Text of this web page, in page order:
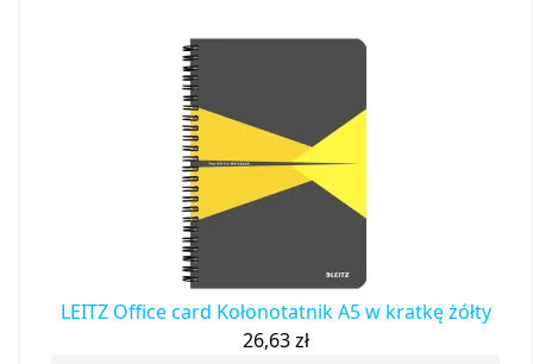
LEITZ Office card Kołonotatnik A5 w kratkę żółty
26,63zł